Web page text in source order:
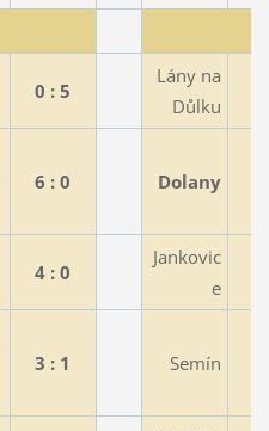
0 : 5
Lány na
Důlku
6 : 0 Dolany
4 : 0
Jankovic
e
3 : 1 Semín